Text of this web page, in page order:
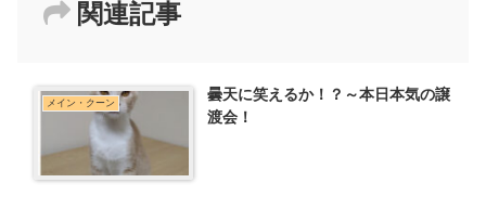
関連記事
メイン・クーン
曇天に笑えるか！？～本日本気の譲
渡会！